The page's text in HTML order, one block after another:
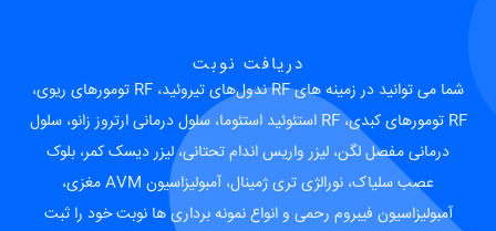
دریافت نوبت
شما می توانید در زمینه های RF ندول‌های تیروئید، RF تومورهای ریوی،
RF تومورهای کبدی، RF استئوئید استئوما، سلول درمانی ارتروز زانو، سلول
درمانی مفصل لگن، لیزر واریس اندام تحتانی، لیزر دیسک کمر، بلوک
عصب سلیاک، نورالژی تری ژمینال، آمبولیزاسیون AVM مغزی،
آمبولیزاسیون فیبروم رحمی و انواع نمونه برداری ها نوبت خود را ثبت